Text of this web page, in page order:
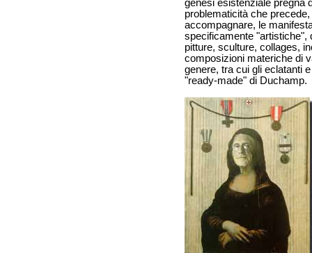
genesi esistenziale pregna
problematicità che
accompagnare, le
specificamente "artistiche",
pitture, sculture, collages,
composizioni materiche di
genere, tra cui gli eclatanti
"ready-made" di Duchamp.